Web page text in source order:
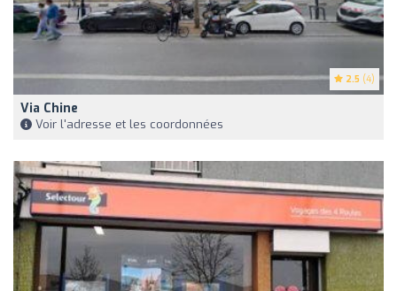
2.5 (4)
Via Chine
Voir l'adresse et les coordonnées